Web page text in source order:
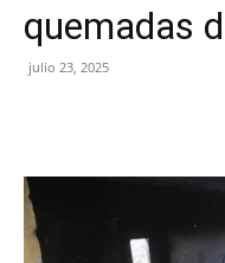
quemadas
julio 23, 2025